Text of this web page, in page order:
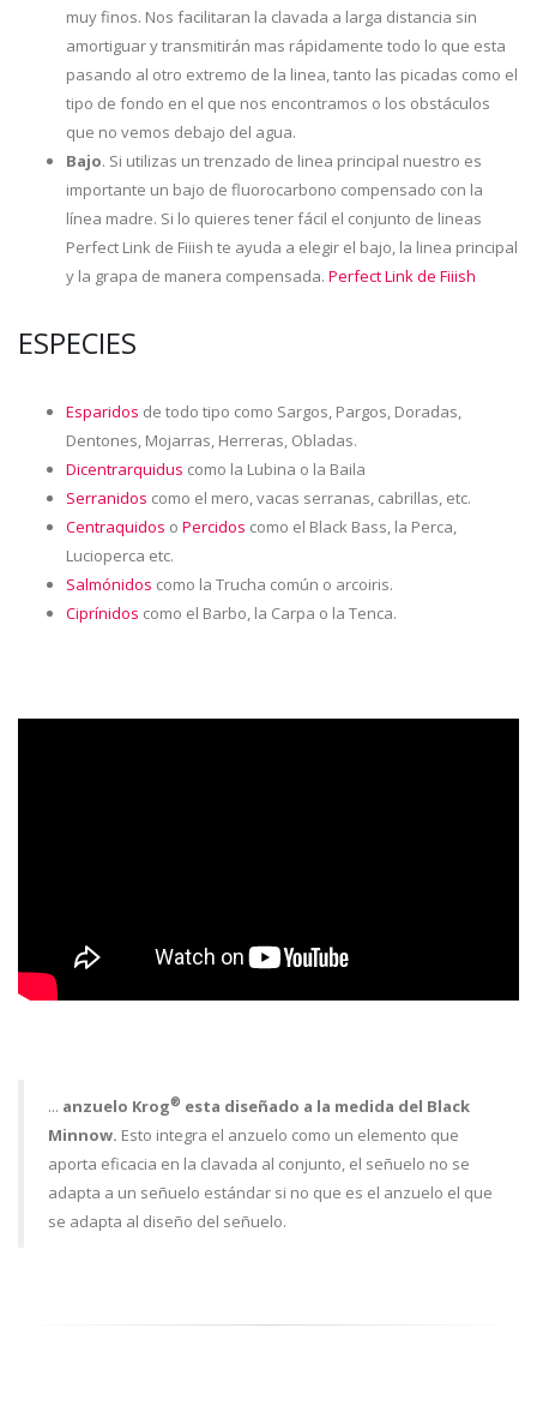
muy finos. Nos facilitaran la clavada a larga distancia sin
amortiguar y transmitirán mas rápidamente todo lo que esta
pasando al otro extremo de la linea, tanto las picadas como el
tipo de fondo en el que nos encontramos o los obstáculos
que no vemos debajo del agua.
Bajo. Si utilizas un trenzado de linea principal nuestro es
importante un bajo de fluorocarbono compensado con la
línea madre. Si lo quieres tener fácil el conjunto de lineas
Perfect Link de Fiiish te ayuda a elegir el bajo, la linea principal
y la grapa de manera compensada. Perfect Link de Fiiish
ESPECIES
Esparidos de todo tipo como Sargos, Pargos, Doradas,
Dentones, Mojarras, Herreras, Obladas.
Dicentrarquidus como la Lubina o la Baila
Serranidos como el mero, vacas serranas, cabrillas, etc.
Centraquidos o Percidos como el Black Bass, la Perca,
Lucioperca etc.
Salmónidos como la Trucha común o arcoiris.
Ciprínidos como el Barbo, la Carpa o la Tenca.
... anzuelo Krog® esta diseñado a la medida del Black
Minnow. Esto integra el anzuelo como un elemento que
aporta eficacia en la clavada al conjunto, el señuelo no se
adapta a un señuelo estándar si no que es el anzuelo el que
se adapta al diseño del señuelo.